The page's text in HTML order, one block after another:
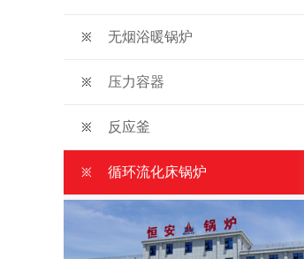
无烟浴暖锅炉
压力容器
反应釜
循环流化床锅炉